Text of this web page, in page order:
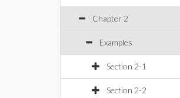
Chapter 2
Examples
Section 2-1
Section 2-2